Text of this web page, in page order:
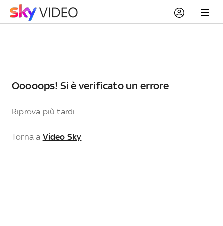
Ooooops! Si è verificato un errore
Riprova più tardi
Torna a Video Sky